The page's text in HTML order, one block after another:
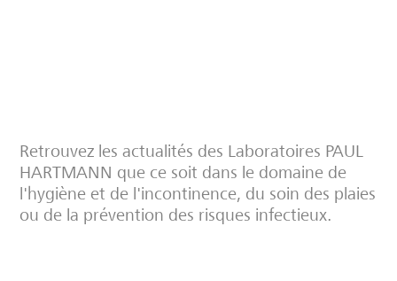
Retrouvez les actualités des Laboratoires PAUL
HARTMANN que ce soit dans le domaine de
l'hygiène et de l'incontinence, du soin des plaies
ou de la prévention des risques infectieux.